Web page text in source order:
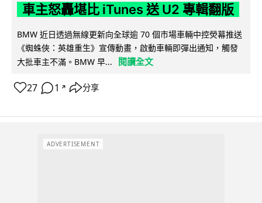
車主怒轟堪比 iTunes 送 U2 專輯翻版
BMW 近日透過無線更新向全球逾 70 個市場車輛中控熒幕推送
《蜘蛛俠：英雄重生》宣傳動畫，啟動車輛即彈出通知，觸發
大批車主不滿。BMW 早...
閱讀全文
27 1 ↗ 分享
ADVERTISEMENT